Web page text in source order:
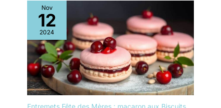
Nov
12
2024
Entremets Fête des Mères : macaron aux Biscuits